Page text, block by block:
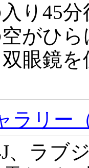
り45
がひ
眼鏡
ラリー
、ラブ